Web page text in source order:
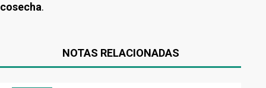
cosecha.
NOTAS RELACIONADAS